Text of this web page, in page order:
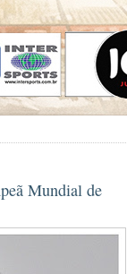
Mundial de